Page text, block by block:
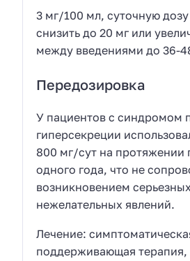
3 мг/100 мл, суточную
снизить до 20 мг или
между введениями до 36-
Передозировка
У пациентов с синдромом
гиперсекреции
800 мг/сут на протяжении
одного года, что не
возникновением серьезных
нежелательных явлений.
Лечение:
поддерживающая